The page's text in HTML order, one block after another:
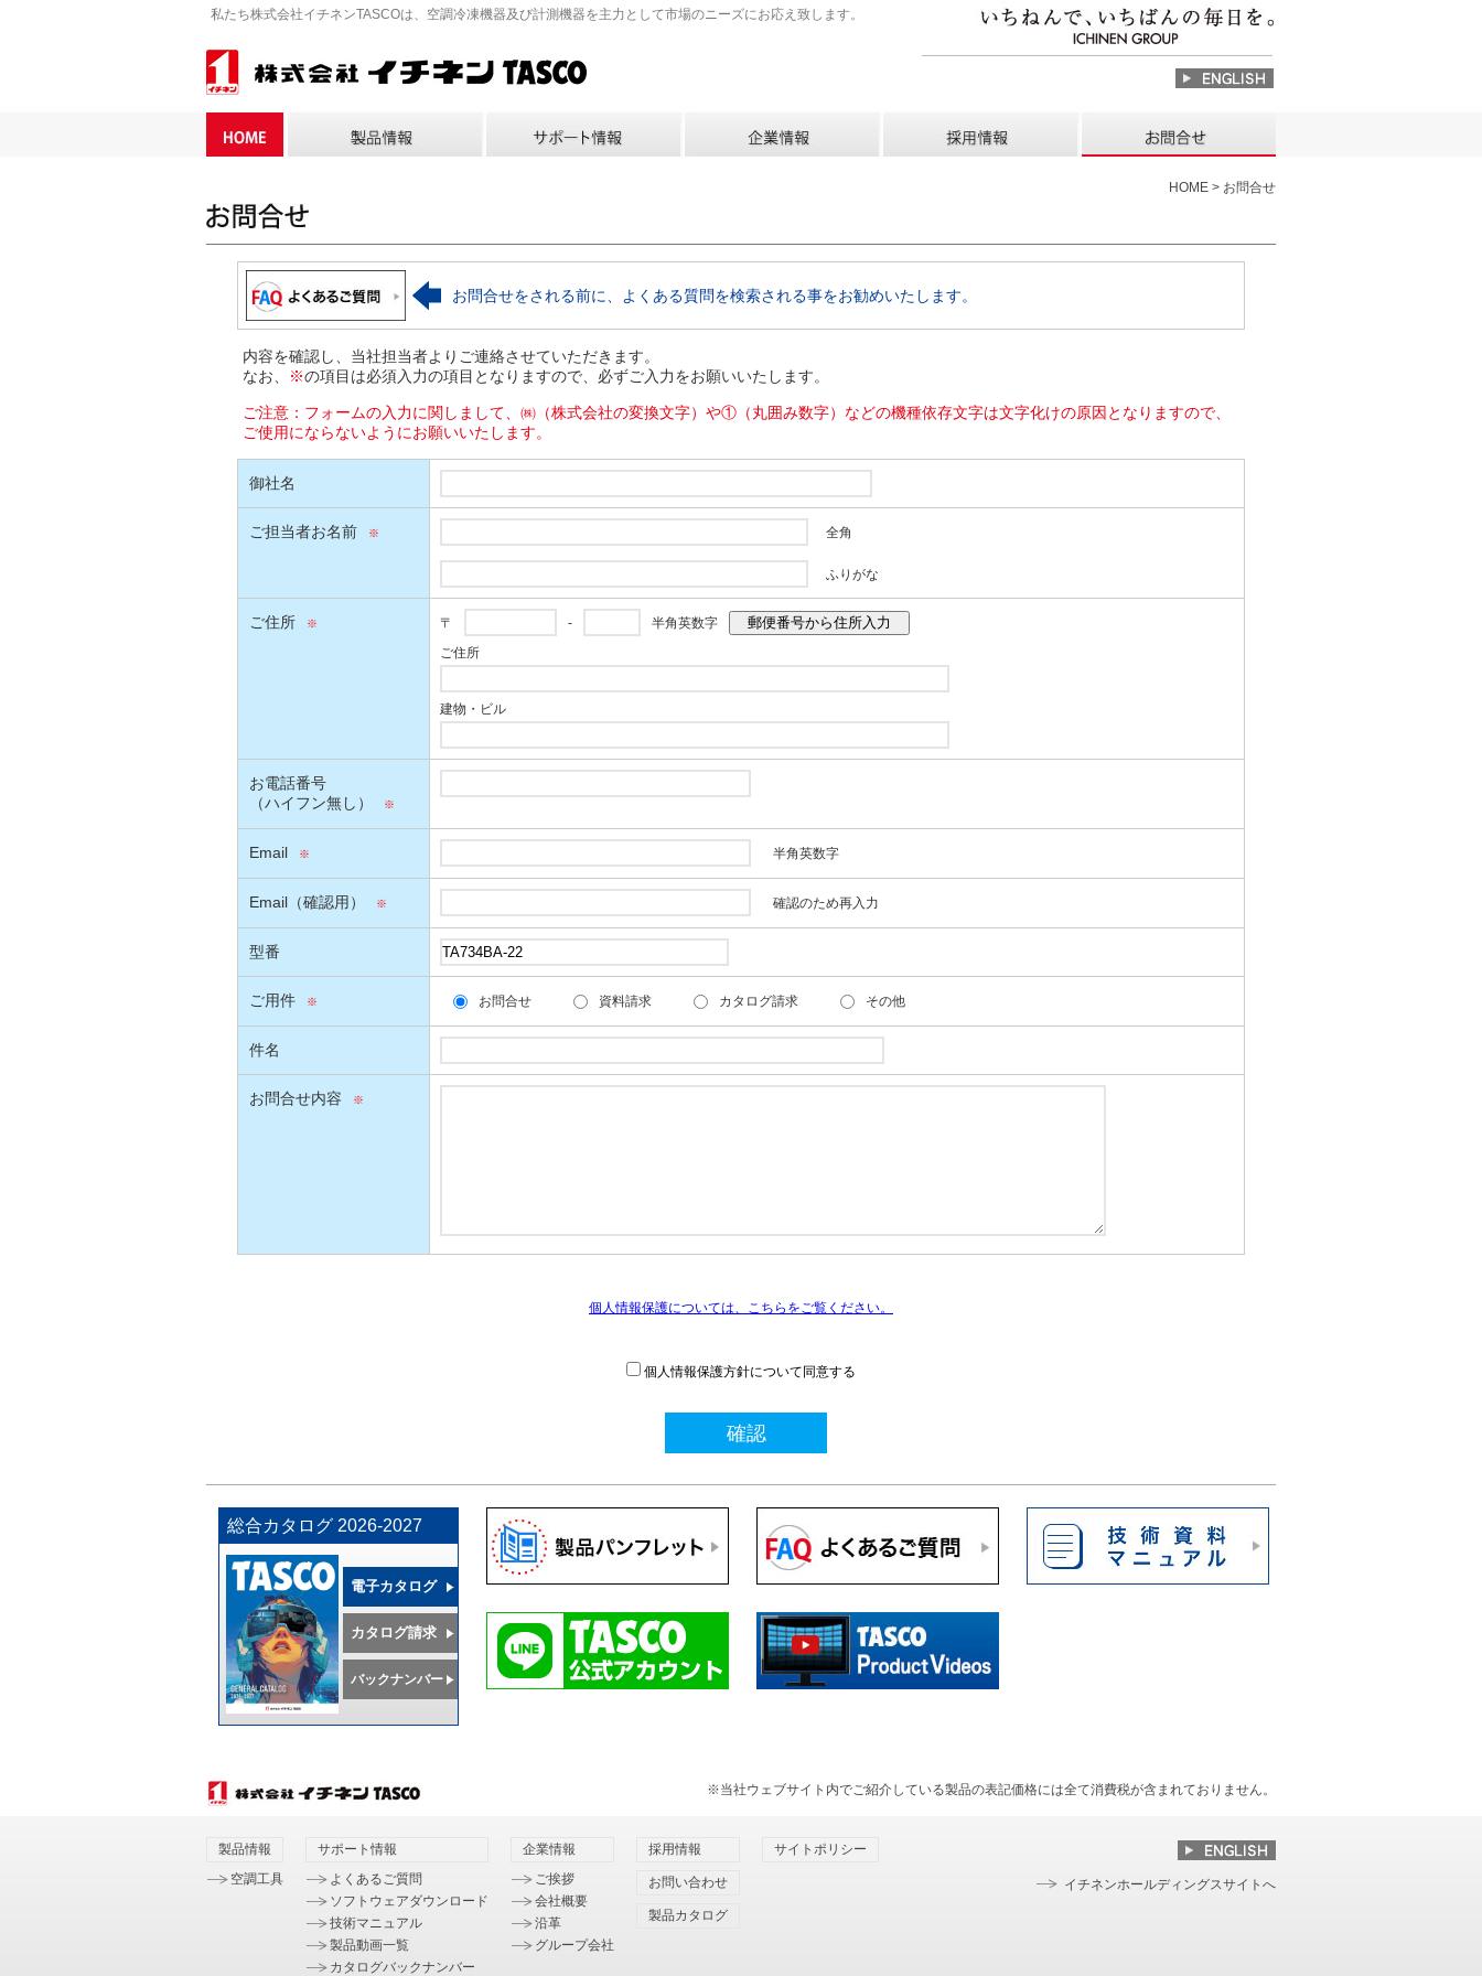
私たち株式会社イチネンTASCOは、空調冷凍機器及び計測機器を主力として市場のニーズにお応え致します。
HOME > お問合せ
お問合せをされる前に、よくある質問を検索される事をお勧めいたします。
内容を確認し、当社担当者よりご連絡させていただきます。
なお、
※の項目は必須入力の項目となりますので、必ずご入力をお願いいたします。
ご注意：フォームの入力に関しまして、㈱（株式会社の変換文字）や①（丸囲み数字）などの機種依存文字は文字化けの原因となりますので、
ご使用にならないようにお願いいたします。
御社名
ご担当者お名前 全角
ふりがな
ご住所 〒 - 半角英数字 郵便番号から住所入力
ご住所
建物・ビル
お電話番号
（ハイフン無し）
Email 半角英数字
Email（確認用） 確認のため再入力
型番
ご用件 お問合せ 資料請求 カタログ請求 その他
件名
お問合せ内容
個人情報保護については、こちらをご覧ください。
個人情報保護方針について同意する
確認
総合カタログ 2026-2027
電子カタログ
カタログ請求
バックナンバー
※当社ウェブサイト内でご紹介している製品の表記価格には全て消費税が含まれておりません。
製品情報
空調工具
サポート情報
よくあるご質問
ソフトウェアダウンロード
技術マニュアル
製品動画一覧
カタログバックナンバー
企業情報
ご挨拶
会社概要
沿革
グループ会社
採用情報
お問い合わせ
製品カタログ
サイトポリシー
イチネンホールディングスサイトへ